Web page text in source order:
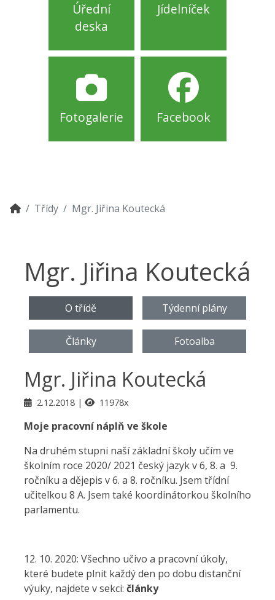
Úřední
deska
Jídelníček
Fotogalerie Facebook
Třídy Mgr. Jiřina Koutecká
Mgr. Jiřina Koutecká
O třídě Týdenní plány
Články Fotoalba
Mgr. Jiřina Koutecká
2.12.2018 11978x
Moje pracovní náplň ve škole
Na druhém stupni naší základní školy učím ve
školním roce 2020/ 2021 český jazyk v 6, 8. a 9.
ročníku a dějepis v 6. a 8. ročníku. Jsem třídní
učitelkou 8 A. Jsem také koordinátorkou školního
parlamentu.
12. 10. 2020: Všechno učivo a pracovní úkoly,
které budete plnit každý den po dobu distanční
výuky, najdete v sekci: články